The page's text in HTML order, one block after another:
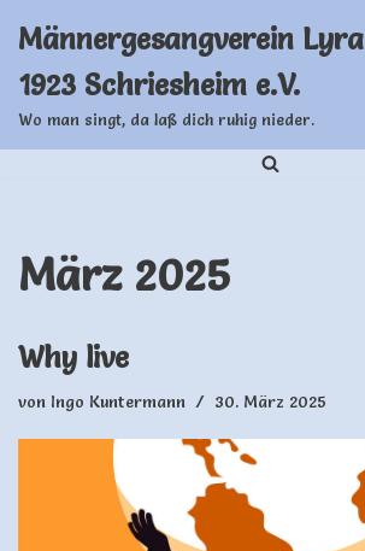
Inhalt
springen
Männergesangverein Lyra
1923 Schriesheim e.V.
Wo man singt, da laß dich ruhig nieder.
März 2025
Why live
von Ingo Kuntermann 30. März 2025